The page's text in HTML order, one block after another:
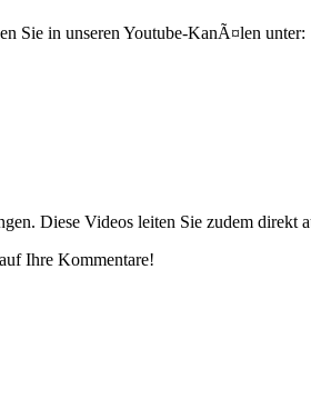
Sie in unseren Youtube-KanÃ¤len unter:
Diese Videos leiten Sie zudem
Ihre Kommentare!